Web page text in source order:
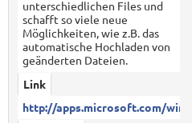
unterschiedlichen Files und
schafft so viele neue
Möglichkeiten, wie z.B. das
automatische Hochladen von
geänderten Dateien.
Link
http://apps.microsoft.com/wind...